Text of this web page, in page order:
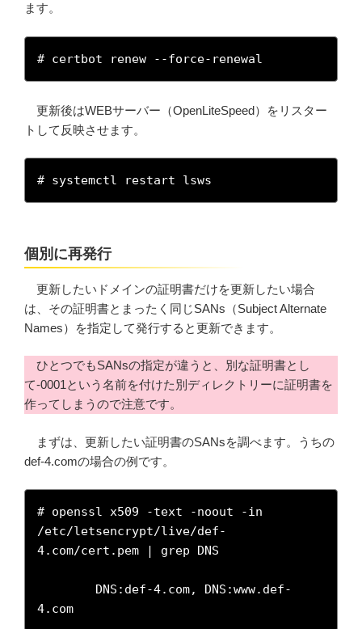
ます。
# certbot renew --force-renewal
更新後はWEBサーバー（OpenLiteSpeed）をリスター
トして反映させます。
# systemctl restart lsws
個別に再発行
更新したいドメインの証明書だけを更新したい場合
は、その証明書とまったく同じSANs（Subject Alternate
Names）を指定して発行すると更新できます。
ひとつでもSANsの指定が違うと、別な証明書とし
て-0001という名前を付けた別ディレクトリーに証明書を
作ってしまうので注意です。
まずは、更新したい証明書のSANsを調べます。うちの
def-4.comの場合の例です。
# openssl x509 -text -noout -in
/etc/letsencrypt/live/def-
4.com/cert.pem | grep DNS
4.com